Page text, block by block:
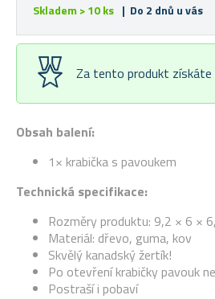
Obsah balení:
1× krabička s pavoukem
Technická specifikace:
Rozměry produktu: 9,2 × 6 ×
Materiál: dřevo, guma, kov
Skvělý kanadský žertík!
Po otevření krabičky pavouk
Postraší i pobaví
Skladem > 10 ks | Do 2 dnů u vás
Za tento produkt získáte